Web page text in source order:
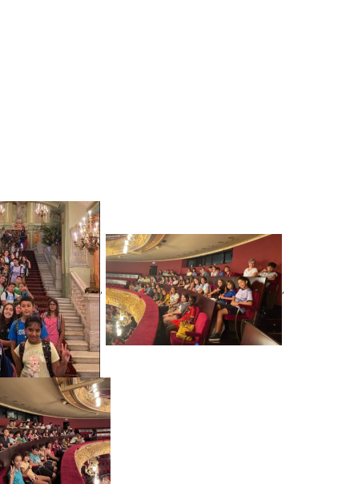
, ,